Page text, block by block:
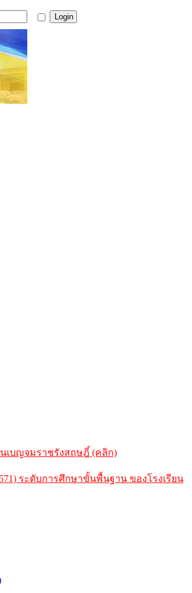
นเบญจมราชรังสฤษฎิ์ (คลิก)
ระดับการศึกษาขั้นพื้นฐาน ของโรงเรียน